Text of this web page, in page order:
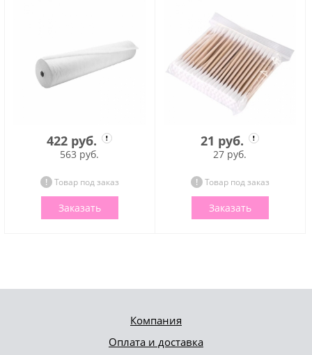
422 руб.
563 руб.
Товар под заказ
Заказать
21 руб.
27 руб.
Товар под заказ
Заказать
Компания
Оплата и доставка